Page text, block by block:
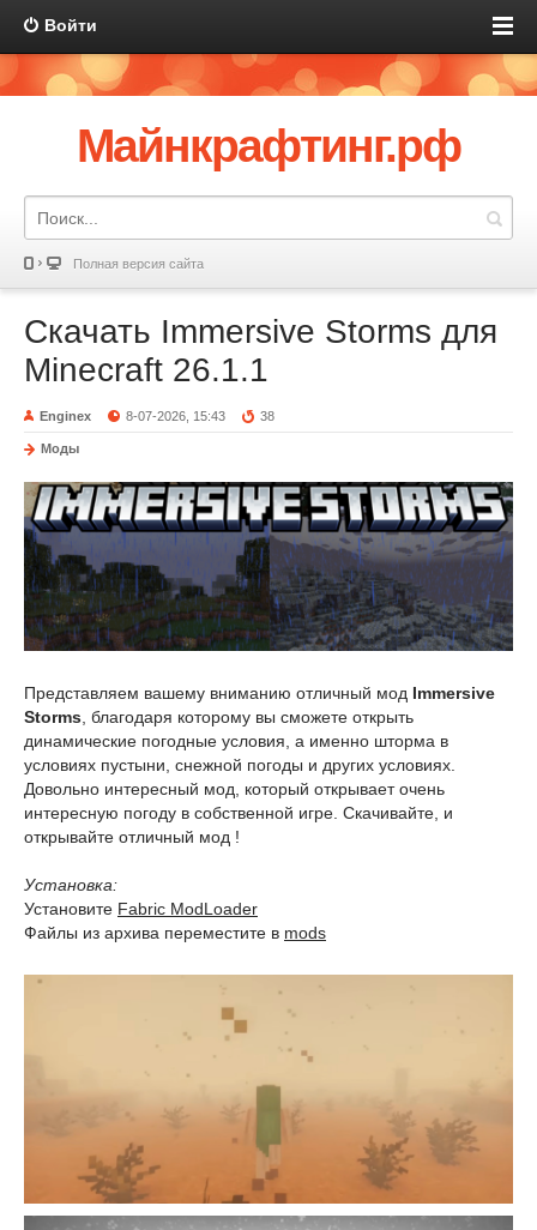
Войти
Майнкрафтинг.рф
Полная версия сайта
Скачать Immersive Storms для
Minecraft 26.1.1
Enginex 8-07-2026, 15:43 38
Моды
Представляем вашему вниманию отличный мод Immersive
Storms , благодаря которому вы сможете открыть
динамические погодные условия, а именно шторма в
условиях пустыни, снежной погоды и других условиях.
Довольно интересный мод, который открывает очень
интересную погоду в собственной игре. Скачивайте, и
открывайте отличный мод !
Установка:
Установите Fabric ModLoader
Файлы из архива переместите в mods